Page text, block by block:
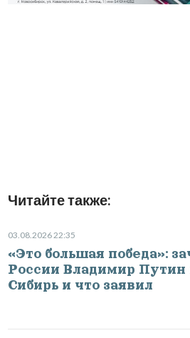
Читайте также:
03.08.2026 22:35
«Это большая победа»:
России Владимир Путин
Сибирь и что заявил